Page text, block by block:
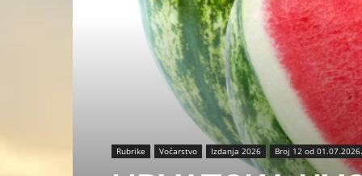
Rubrike Voćarstvo Izdanja 2026 Broj 12 od 01.07.2026.